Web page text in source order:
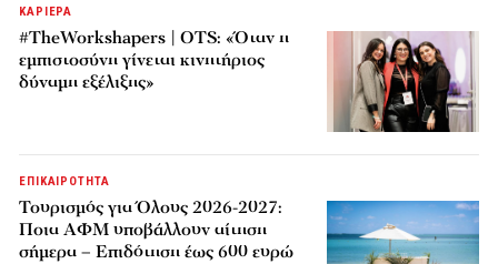
ΚΑΡΙΕΡΑ
#TheWorkshapers | OTS: «Όταν η
εμπιστοσύνη γίνεται κινητήριος
δύναμη εξέλιξης»
ΕΠΙΚΑΙΡΟΤΗΤΑ
Τουρισμός για Όλους 2026-2027:
Ποια ΑΦΜ υποβάλλουν αίτηση
σήμερα – Επιδότηση έως 600 ευρώ